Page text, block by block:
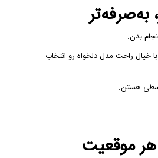
بدن.
خیال راحت مدل دلخواه رو انتخاب
هستن.
موقعیت